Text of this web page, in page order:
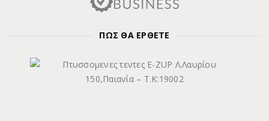
ΠΩΣ ΘΑ ΕΡΘΕΤΕ